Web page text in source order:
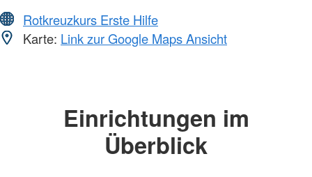
Rotkreuzkurs Erste Hilfe
Karte: Link zur Google Maps Ansicht
Einrichtungen im
Überblick